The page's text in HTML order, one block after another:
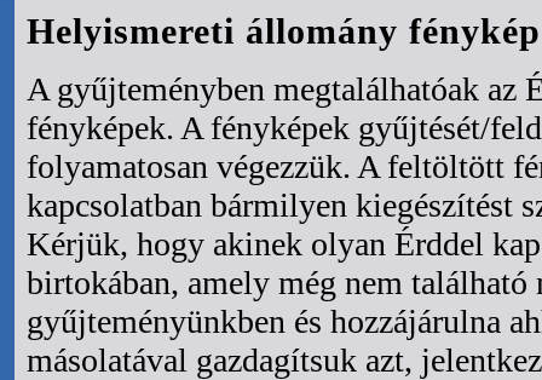
Helyismereti állomány
A gyűjteményben megtalálhatóak az
fényképek. A fényképek gyűjtését/
folyamatosan végezzük. A feltöltött
kapcsolatban bármilyen kiegészítést
Kérjük, hogy akinek olyan Érddel
birtokában, amely még nem található
gyűjteményünkben és hozzájárulna
másolatával gazdagítsuk azt,